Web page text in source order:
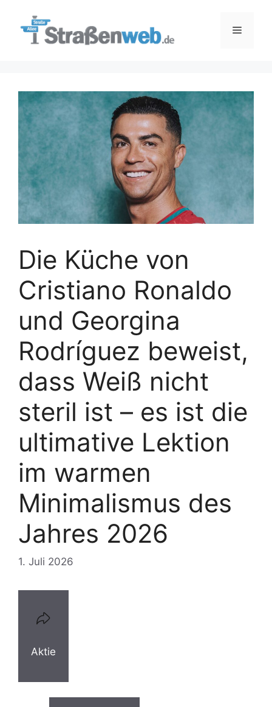
Menü
Die Küche von
Cristiano Ronaldo
und Georgina
Rodríguez beweist,
dass Weiß nicht
steril ist – es ist die
ultimative Lektion
im warmen
Minimalismus des
Jahres 2026
1. Juli 2026
Aktie